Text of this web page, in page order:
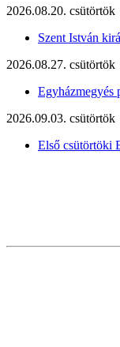
2026.08.20. csütörtök
Szent István
2026.08.27. csütörtök
Egyházmegyés
2026.09.03. csütörtök
Első csütörtöki